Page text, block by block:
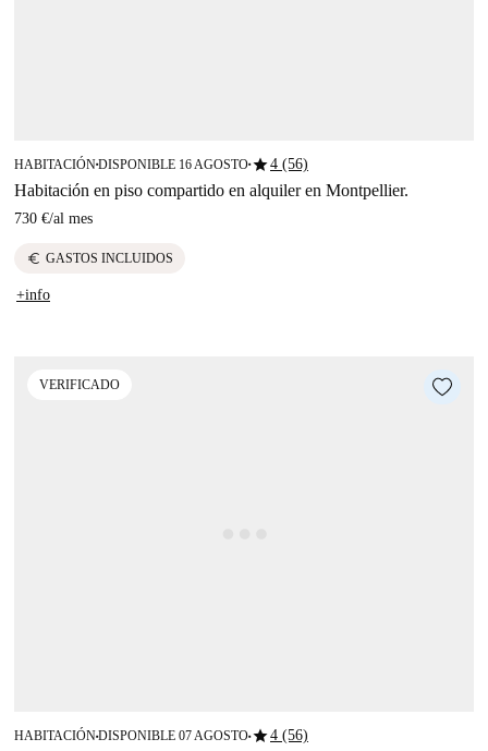
HABITACIÓN■DISPONIBLE 16 AGOSTO■star4 (56)
Habitación en piso compartido en alquiler en Montpellier.
730 €/al mes
euro GASTOS INCLUIDOS
+info
VERIFICADO
HABITACIÓN■DISPONIBLE 07 AGOSTO■star4 (56)